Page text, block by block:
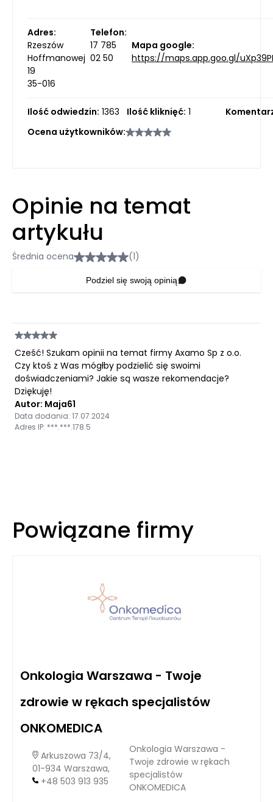
Adres:
Rzeszów
Hoffmanowej
19
35-016
Telefon:
17 785
02 50
Mapa google:
https://maps.app.goo.gl/
Ilość odwiedzin: 1363 Ilość kliknięć: 1
Ocena użytkowników:
Opinie na temat
artykułu
Średnia ocena (1)
Podziel się swoją opinią
Cześć! Szukam opinii na temat firmy Axamo Sp z o.o.
Czy ktoś z Was mógłby podzielić się swoimi
doświadczeniami? Jakie są wasze rekomendacje?
Dziękuję!
Autor: Maja61
Data dodania: 17.07.2024
Adres IP: ***.***.178.5
Powiązane firmy
Onkologia Warszawa - Twoje
zdrowie w rękach specjalistów
ONKOMEDICA
Arkuszowa 73/4,
01-934 Warszawa,
+48 503 913 935
Onkologia Warszawa -
Twoje zdrowie w rękach
specjalistów
ONKOMEDICA